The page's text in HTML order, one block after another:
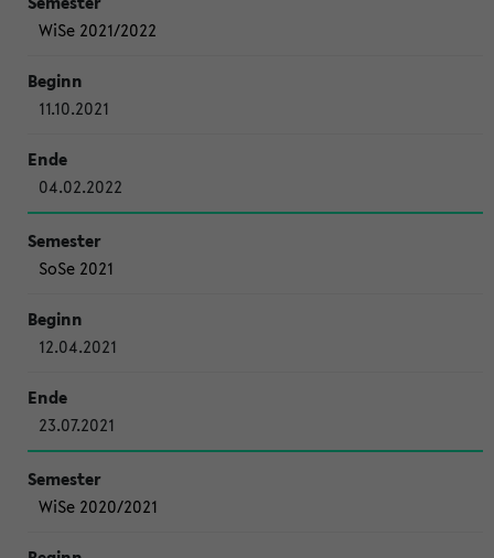
WiSe 2021/2022
11.10.2021
04.02.2022
SoSe 2021
12.04.2021
23.07.2021
WiSe 2020/2021